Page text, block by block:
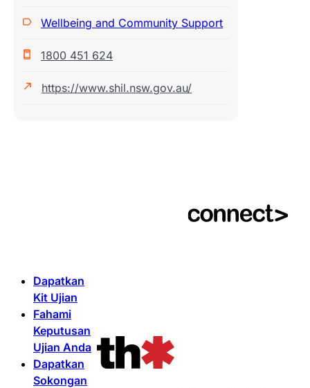
Wellbeing and Community Support
1800 451 624
https://www.shil.nsw.gov.au/
Dapatkan
Kit Ujian
Fahami
Keputusan
Ujian Anda
Dapatkan
Sokongan